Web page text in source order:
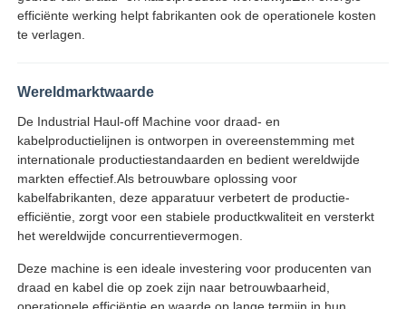
efficiënte werking helpt fabrikanten ook de operationele kosten
te verlagen.
Wereldmarktwaarde
De Industrial Haul-off Machine voor draad- en
kabelproductielijnen is ontworpen in overeenstemming met
internationale productiestandaarden en bedient wereldwijde
markten effectief.Als betrouwbare oplossing voor
kabelfabrikanten, deze apparatuur verbetert de productie-
efficiëntie, zorgt voor een stabiele productkwaliteit en versterkt
het wereldwijde concurrentievermogen.
Deze machine is een ideale investering voor producenten van
draad en kabel die op zoek zijn naar betrouwbaarheid,
operationele efficiëntie en waarde op lange termijn in hun